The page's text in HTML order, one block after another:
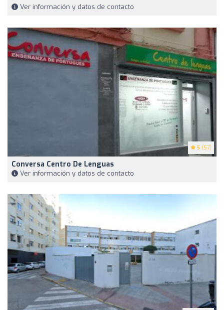
Ver información y datos de contacto
5 (57)
Conversa Centro De Lenguas
Ver información y datos de contacto